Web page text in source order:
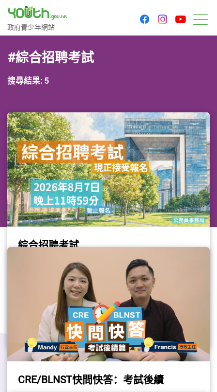
政府青少年網站
政府青少年網站
facebookinstagram
#綜合招聘考試
搜尋結果: 5
綜合招聘考試
綜合招聘考試暫定於2026年10月3日在香港舉
行，歡迎有意應徵學位或專業程度公務員職位
的人士報考。綜合招聘考試包括三張各為45分
鐘的選擇題形式試卷，分別是英文運用、中文
運用及能力傾向測試。申請人可報考任何一張
或多張試卷。有意應徵學位或專業程度公務員
職位的人士，應先取得有關招聘廣告訂明所需
的綜合招聘考試成績。申請資格：持有大學學
位，或符合申請學位或專業程度公務員職位所
需的專業資格，或將於2026-27或2027-28學年
獲取大學學位的資格（不包括副學士學位）。
政府工
#綜合招聘考試
CRE/BLNST快問快答：考試後續